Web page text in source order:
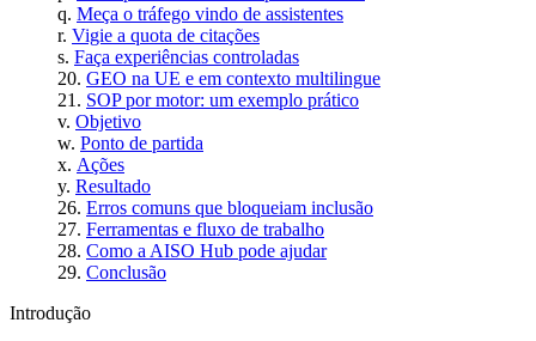
Meça o tráfego vindo de assistentes
Vigie a quota de citações
Faça experiências controladas
GEO na UE e em contexto multilingue
SOP por motor: um exemplo prático
Objetivo
Ponto de partida
Ações
Resultado
Erros comuns que bloqueiam inclusão
Ferramentas e fluxo de trabalho
Como a AISO Hub pode ajudar
Conclusão
Introdução